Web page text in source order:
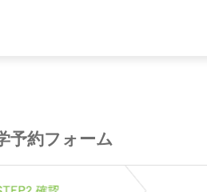
予約フォーム